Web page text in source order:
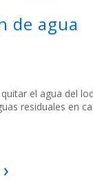
de agua
el agua del
residuales en